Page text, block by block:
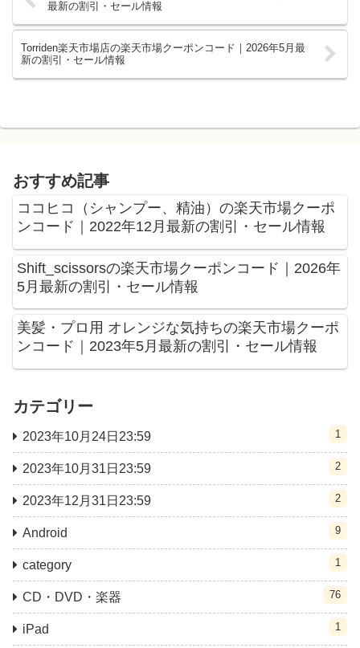
最新の割引・セール情報
Torriden楽天市場店の楽天市場クーポンコード｜2026年5月最
新の割引・セール情報
おすすめ記事
ココヒコ（シャンプー、精油）の楽天市場クーポ
ンコード｜2022年12月最新の割引・セール情報
Shift_scissorsの楽天市場クーポンコード｜2026年
5月最新の割引・セール情報
美髪・プロ用 オレンジな気持ちの楽天市場クーポ
ンコード｜2023年5月最新の割引・セール情報
カテゴリー
2023年10月24日23:59 1
2023年10月31日23:59 2
2023年12月31日23:59 2
Android 9
category 1
CD・DVD・楽器 76
iPad 1